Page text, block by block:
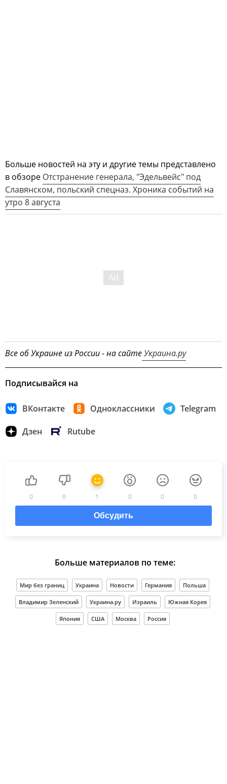
Больше новостей на эту и другие темы представлено
в обзоре Отстранение генерала, "Эдельвейс" под
Славянском, польский спецназ. Хроника событий на
утро 8 августа
Все об Украине из России - на сайтеУкраина.ру
Подписывайся на
ВКонтакте Одноклассники Telegram
Дзен Rutube
0 0 1 0 0 0
Обсудить
Больше материалов по теме:
Мир без границ Украина Новости Германия Польша
Владимир Зеленский Украина.ру Израиль Южная Корея
Япония США Москва Россия